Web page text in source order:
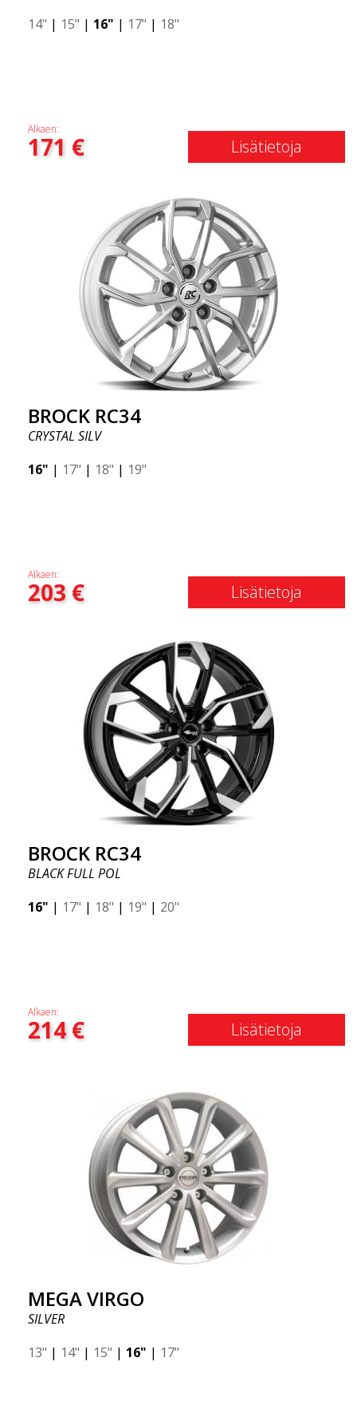
14" | 15" | 16" | 17" | 18"
Alkaen:
171 € Lisätietoja
BROCK RC34
CRYSTAL SILV
16" | 17" | 18" | 19"
Alkaen:
203€ Lisätietoja
BROCK RC34
BLACK FULL POL
16" | 17" | 18" | 19" | 20"
Alkaen:
214€ Lisätietoja
MEGA VIRGO
SILVER
13" | 14" | 15" | 16" | 17"